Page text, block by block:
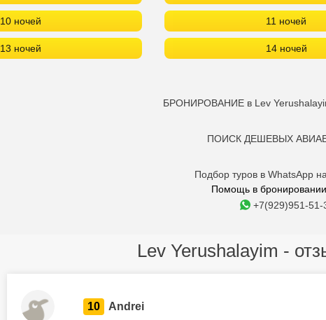
10 ночей 11 ночей
13 ночей 14 ночей
БРОНИРОВАНИЕ в Lev
ПОИСК ДЕШЕВЫХ
Подбор туров в WhatsApp
Помощь в
+7(929)951-51-
Lev Yerushalayim -
10 Andrei